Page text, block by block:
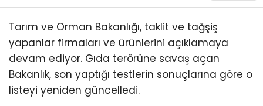
Tarım ve Orman Bakanlığı, taklit ve tağşiş
yapanlar firmaları ve ürünlerini açıklamaya
devam ediyor. Gıda terörüne savaş açan
Bakanlık, son yaptığı testlerin sonuçlarına göre o
listeyi yeniden güncelledi.